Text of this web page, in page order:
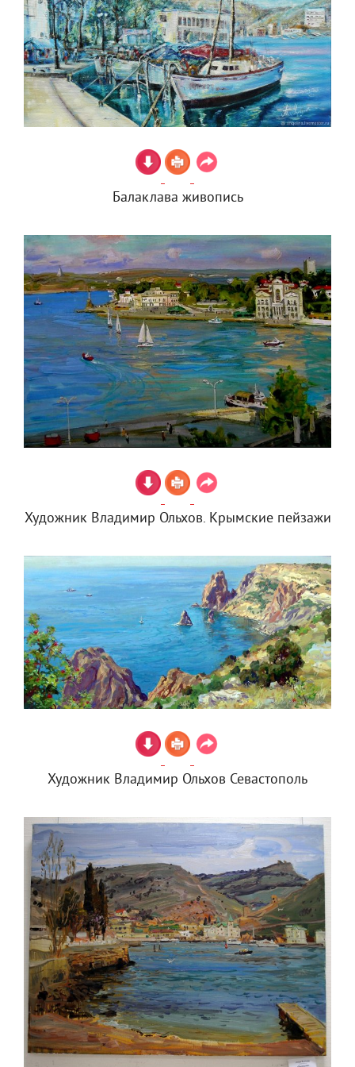
Балаклава живопись
Художник Владимир Ольхов. Крымские пейзажи
Художник Владимир Ольхов Севастополь